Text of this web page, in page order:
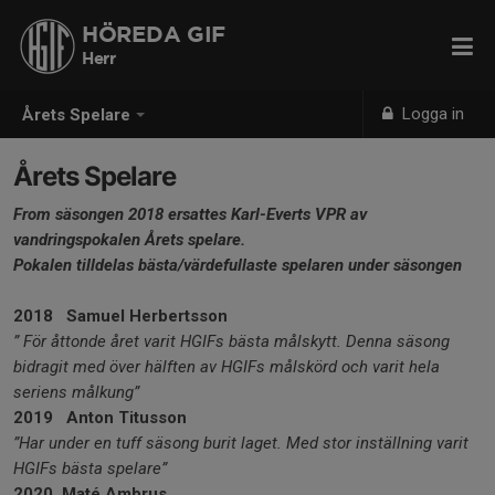
Årets Spelare Logga in
HÖREDA GIF
Herr
Årets Spelare
From säsongen 2018 ersattes Karl-Everts VPR av
vandringspokalen Årets spelare.
Pokalen tilldelas bästa/värdefullaste spelaren under säsongen
2018 Samuel Herbertsson
” För åttonde året varit HGIFs bästa målskytt. Denna säsong
bidragit med över hälften av HGIFs målskörd och varit hela
seriens målkung”
2019 Anton Titusson
”Har under en tuff säsong burit laget. Med stor inställning varit
HGIFs bästa spelare”